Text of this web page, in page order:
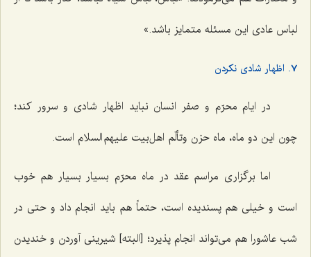
لباس عادی این مسئله متمایز باشد.»
7. اظهار شادی نکردن
در ایام محرّم و صفر انسان نباید اظهار شادی و سرور کند؛
چون این دو ماه، ماه حزن وتألّم اهل‌بیت علیهم السلام است.
اما برگزاری مراسم عقد در ماه محرّم بسیار بسیار هم خوب
است و خیلی هم پسندیده است، حتماً هم باید انجام داد و حتی در
شب عاشورا هم می‌تواند انجام پذیرد؛ [البته] شیرینی آوردن و خندیدن